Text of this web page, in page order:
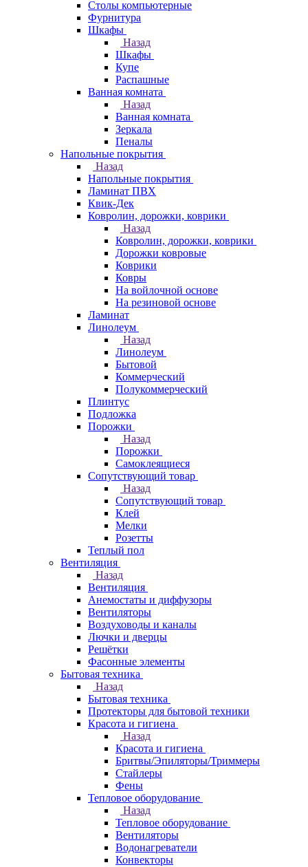
Столы компьютерные
Фурнитура
Шкафы
Назад
Шкафы
Купе
Распашные
Ванная комната
Назад
Ванная комната
Зеркала
Пеналы
Напольные покрытия
Назад
Напольные покрытия
Ламинат ПВХ
Квик-Дек
Ковролин, дорожки, коврики
Назад
Ковролин, дорожки, коврики
Дорожки ковровые
Коврики
Ковры
На войлочной основе
На резиновой основе
Ламинат
Линолеум
Назад
Линолеум
Бытовой
Коммерческий
Полукоммерческий
Плинтус
Подложка
Порожки
Назад
Порожки
Самоклеящиеся
Сопутствующий товар
Назад
Сопутствующий товар
Клей
Мелки
Розетты
Теплый пол
Вентиляция
Назад
Вентиляция
Анемостаты и диффузоры
Вентиляторы
Воздуховоды и каналы
Лючки и дверцы
Решётки
Фасонные элементы
Бытовая техника
Назад
Бытовая техника
Протекторы для бытовой техники
Красота и гигиена
Назад
Красота и гигиена
Бритвы/Эпиляторы/Триммеры
Стайлеры
Фены
Тепловое оборудование
Назад
Тепловое оборудование
Вентиляторы
Водонагреватели
Конвекторы